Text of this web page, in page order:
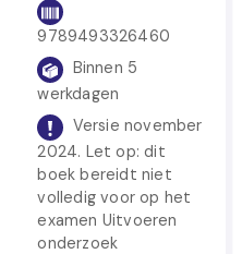
9789493326460
Binnen 5
werkdagen
Versie november
2024. Let op: dit
boek bereidt niet
volledig voor op het
examen Uitvoeren
onderzoek